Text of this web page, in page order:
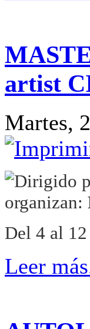
artist
Martes,
Dirigido
organizan:
Del 4 al
Leer